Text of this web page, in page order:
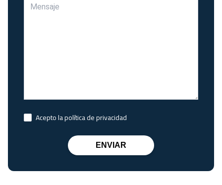
Acepto la política de privacidad
ENVIAR